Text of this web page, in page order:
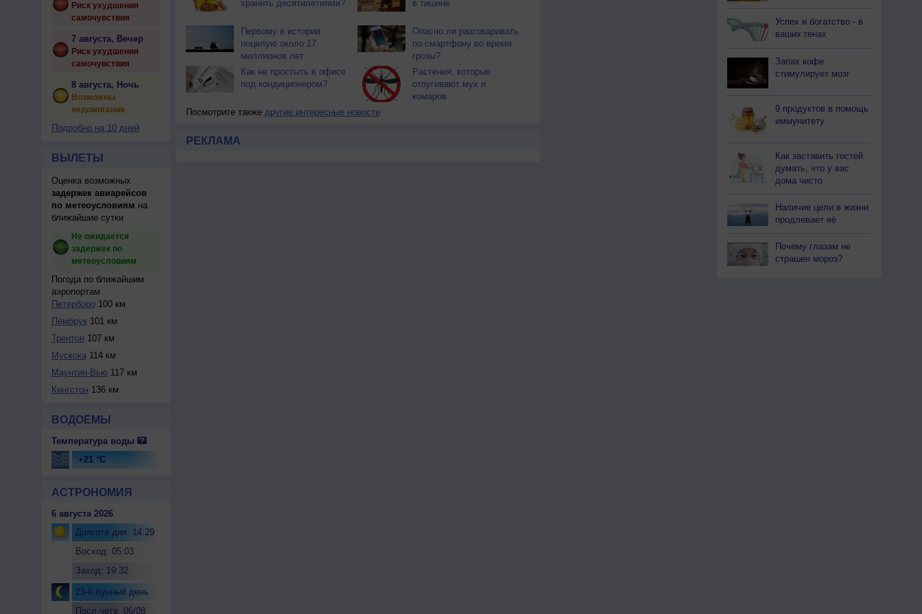
Риск ухудшения
самочувствия
7 августа, Вечер
Риск ухудшения
самочувствия
8 августа, Ночь
Возможны
недомогания
Подробно на 10 дней
ВЫЛЕТЫ
Оценка возможных
задержек авиарейсов
по метеоусловиям на
ближайшие сутки
Не ожидается
задержек по
метеоусловиям
Погода по ближайшим
аэропортам
Петерборо100 км
Пембрук101 км
Трентон 107 км
Мускока114 км
Маунтин-Вью 117 км
Кингстон 136 км
ВОДОЕМЫ
Температура воды
+21 °C
АСТРОНОМИЯ
6 августа 2026
Долгота дня: 14:29
Восход: 05:03
Заход: 19:32
23-й лунный день
Посл.четв. 06/08
хранить десятилетиями?
в тишине
Первому в истории
поцелую около 17
миллионов лет
Опасно ли разговаривать
по смартфону во время
грозы?
Как не простыть в офисе
под кондиционером?
Растения, которые
отпугивают мух и
комаров
Посмотрите также другие интересные новости
РЕКЛАМА
Успех и богатство - в
ваших генах
Запах кофе
стимулирует мозг
9 продуктов в помощь
иммунитету
Как заставить гостей
думать, что у вас
дома чисто
Наличие цели в жизни
продлевает её
Почему глазам не
страшен мороз?